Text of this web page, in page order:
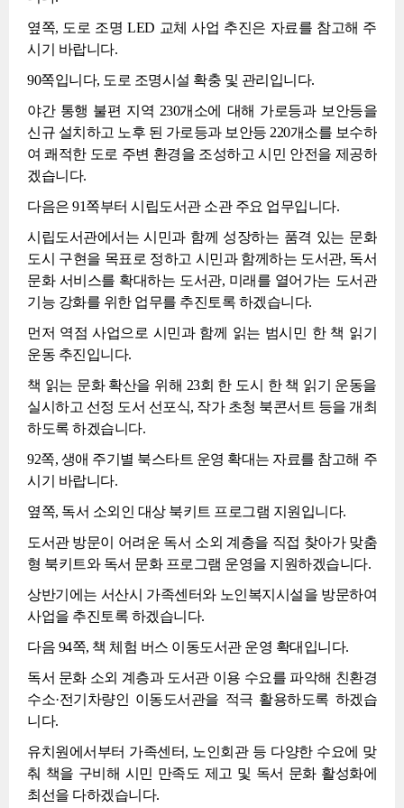
옆쪽, 도로 조명 LED 교체 사업 추진은 자료를 참고해 주
시기 바랍니다.
90쪽입니다, 도로 조명시설 확충 및 관리입니다.
야간 통행 불편 지역 230개소에 대해 가로등과 보안등을
신규 설치하고 노후 된 가로등과 보안등 220개소를 보수하
여 쾌적한 도로 주변 환경을 조성하고 시민 안전을 제공하
겠습니다.
다음은 91쪽부터 시립도서관 소관 주요 업무입니다.
시립도서관에서는 시민과 함께 성장하는 품격 있는 문화
도시 구현을 목표로 정하고 시민과 함께하는 도서관, 독서
문화 서비스를 확대하는 도서관, 미래를 열어가는 도서관
기능 강화를 위한 업무를 추진토록 하겠습니다.
먼저 역점 사업으로 시민과 함께 읽는 범시민 한 책 읽기
운동 추진입니다.
책 읽는 문화 확산을 위해 23회 한 도시 한 책 읽기 운동을
실시하고 선정 도서 선포식, 작가 초청 북콘서트 등을 개최
하도록 하겠습니다.
92쪽, 생애 주기별 북스타트 운영 확대는 자료를 참고해 주
시기 바랍니다.
옆쪽, 독서 소외인 대상 북키트 프로그램 지원입니다.
도서관 방문이 어려운 독서 소외 계층을 직접 찾아가 맞춤
형 북키트와 독서 문화 프로그램 운영을 지원하겠습니다.
상반기에는 서산시 가족센터와 노인복지시설을 방문하여
사업을 추진토록 하겠습니다.
다음 94쪽, 책 체험 버스 이동도서관 운영 확대입니다.
독서 문화 소외 계층과 도서관 이용 수요를 파악해 친환경
수소·전기차량인 이동도서관을 적극 활용하도록 하겠습
니다.
유치원에서부터 가족센터, 노인회관 등 다양한 수요에 맞
춰 책을 구비해 시민 만족도 제고 및 독서 문화 활성화에
최선을 다하겠습니다.